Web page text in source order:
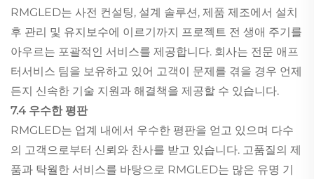
RMGLED는 사전 컨설팅, 설계 솔루션, 제품 제조에서 설치
후 관리 및 유지보수에 이르기까지 프로젝트 전 생애 주기를
아우르는 포괄적인 서비스를 제공합니다. 회사는 전문 애프
터서비스 팀을 보유하고 있어 고객이 문제를 겪을 경우 언제
든지 신속한 기술 지원과 해결책을 제공할 수 있습니다.
7.4 우수한 평판
RMGLED는 업계 내에서 우수한 평판을 얻고 있으며 다수
의 고객으로부터 신뢰와 찬사를 받고 있습니다. 고품질의 제
품과 탁월한 서비스를 바탕으로 RMGLED는 많은 유명 기